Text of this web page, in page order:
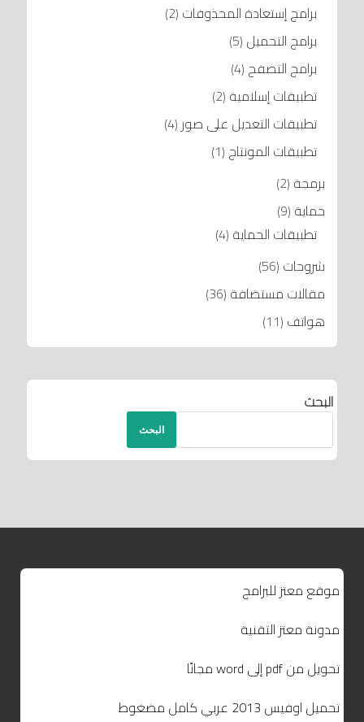
برامج إستعادة المحذوفات (2)
برامج التحميل (5)
برامج التصفح (4)
تطبيقات إسلامية (2)
تطبيقات التعديل على صور (4)
تطبيقات المونتاج (1)
برمجة (2)
حماية (9)
تطبيقات الحماية (4)
شروحات (56)
مقالات مستضافة (36)
هواتف (11)
البحث
البحث
موقع معتز للبرامج
مدونة معتز التقنية
تحويل من pdf إلى word مجانًا
تحميل اوفيس 2013 عربي كامل مضغوط